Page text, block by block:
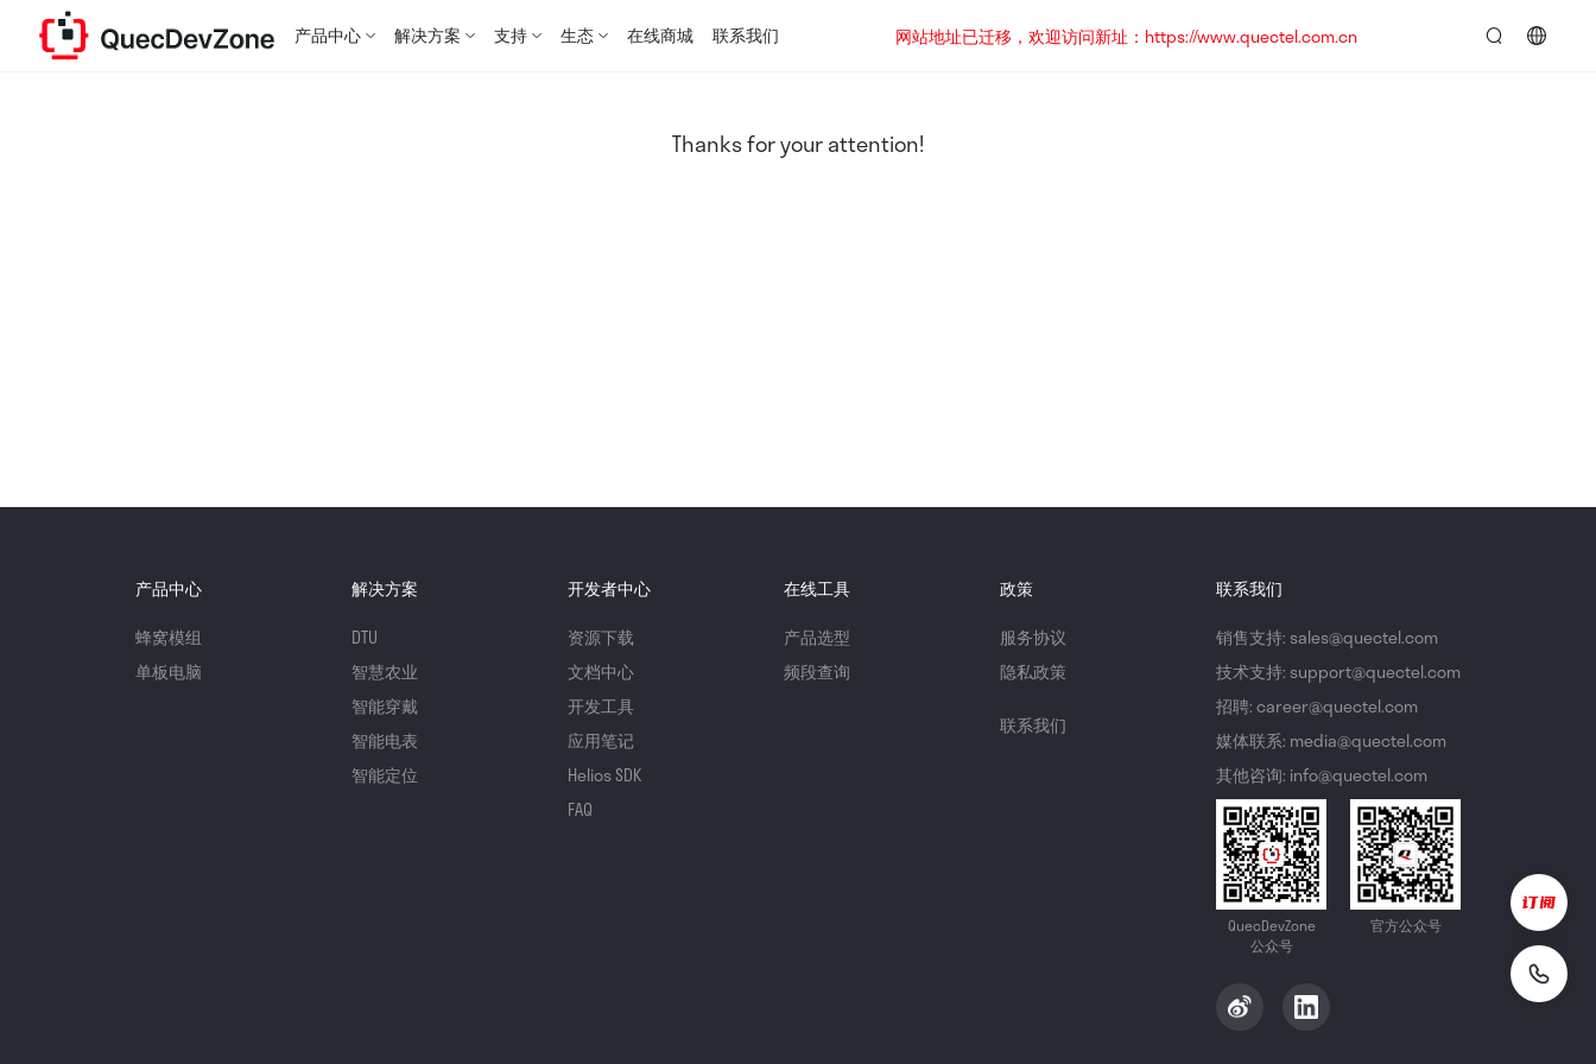
产品中心 解决方案 支持 生态 在线商城 联系我们
网站地址已迁移，欢迎访问新址：https://www.quectel.com.cn
Thanks for your attention!
产品中心
蜂窝模组
单板电脑
解决方案
DTU
智慧农业
智能穿戴
智能电表
智能定位
开发者中心
资源下载
文档中心
开发工具
应用笔记
Helios SDK
FAQ
在线工具
产品选型
频段查询
政策
服务协议
隐私政策
联系我们
联系我们
销售支持: sales@quectel.com
技术支持: support@quectel.com
招聘: career@quectel.com
媒体联系: media@quectel.com
其他咨询: info@quectel.com
QuecDevZone
公众号
官方公众号